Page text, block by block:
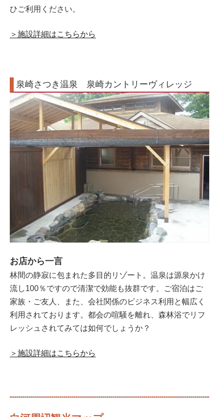
ひご利用ください。
＞施設詳細はこちらから
泉崎さつき温泉 泉崎カントリーヴィレッジ
お店から一言
林間の静寂に包まれた多目的リゾート。温泉は源泉かけ
流し100％ですので清潔で効能も抜群です。ご宿泊はご
家族・ご友人、また、会社関係のビジネス利用と幅広く
利用されております。都会の喧騒を離れ、森林浴でリフ
レッシュされてみては如何でしょうか？
＞施設詳細はこちらから